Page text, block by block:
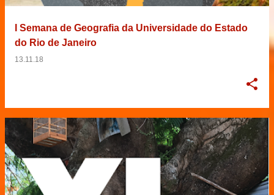
I Semana de Geografia da Universidade do Estado
do Rio de Janeiro
13.11.18